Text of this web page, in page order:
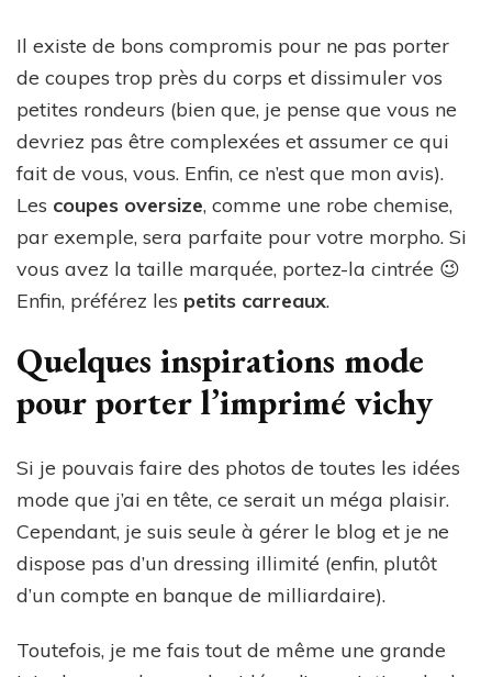
Il existe de bons compromis pour ne pas porter
de coupes trop près du corps et dissimuler vos
petites rondeurs (bien que, je pense que vous ne
devriez pas être complexées et assumer ce qui
fait de vous, vous. Enfin, ce n’est que mon avis).
Les coupes oversize, comme une robe chemise,
par exemple, sera parfaite pour votre morpho. Si
vous avez la taille marquée, portez-la cintrée 😉
Enfin, préférez les petits carreaux.
Quelques inspirations mode
pour porter l’imprimé vichy
Si je pouvais faire des photos de toutes les idées
mode que j’ai en tête, ce serait un méga plaisir.
Cependant, je suis seule à gérer le blog et je ne
dispose pas d’un dressing illimité (enfin, plutôt
d’un compte en banque de milliardaire).
Toutefois, je me fais tout de même une grande